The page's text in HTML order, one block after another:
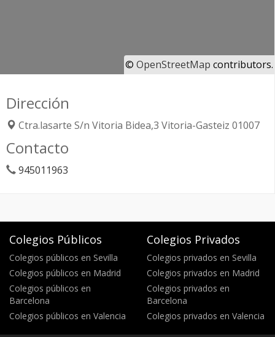
© OpenStreetMap contributors.
Dirección
Ctra.lasarte S/n Vitoria Bidea,3 Vitoria-Gasteiz 01007
Contacto
945011963
Colegios Públicos
Colegios públicos en Sevilla
Colegios públicos en Madrid
Colegios públicos en
Barcelona
Colegios públicos en Valencia
Colegios Privados
Colegios privados en Sevilla
Colegios privados en Madrid
Colegios privados en
Barcelona
Colegios privados en Valencia